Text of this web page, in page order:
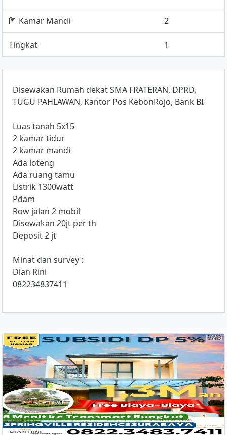
Kamar Mandi 2
Tingkat 1
Disewakan Rumah dekat SMA FRATERAN, DPRD,
TUGU PAHLAWAN, Kantor Pos KebonRojo, Bank BI
Luas tanah 5x15
2 kamar tidur
2 kamar mandi
Ada loteng
Ada ruang tamu
Listrik 1300watt
Pdam
Row jalan 2 mobil
Disewakan 20jt per th
Deposit 2 jt
Minat dan survey :
Dian Rini
082234837411